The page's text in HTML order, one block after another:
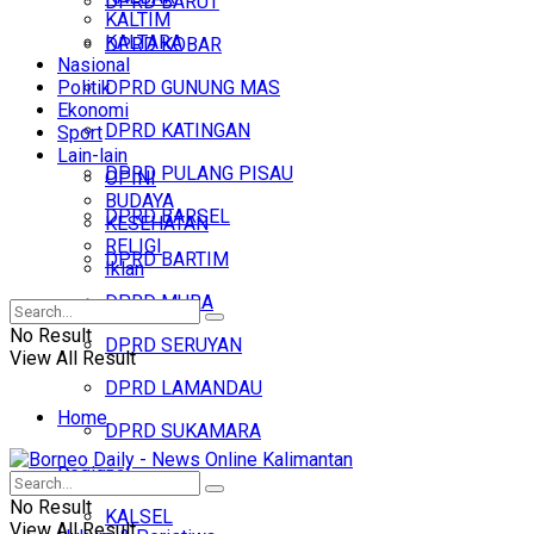
DPRD KOBAR
DPRD GUNUNG MAS
DPRD KATINGAN
DPRD PULANG PISAU
DPRD BARSEL
DPRD BARTIM
DPRD MURA
DPRD SERUYAN
DPRD LAMANDAU
DPRD SUKAMARA
Regional
KALSEL
KALTIM
KALTARA
Nasional
Politik
Ekonomi
Sport
Lain-lain
OPINI
BUDAYA
KESEHATAN
RELIGI
Iklan
No Result
View All Result
Home
Headline
No Result